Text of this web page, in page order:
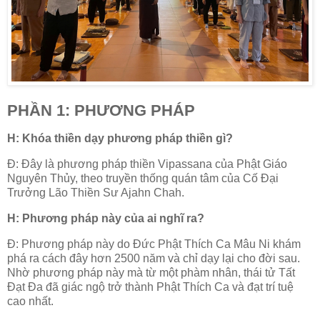
PHẦN 1: PHƯƠNG PHÁP
H: Khóa thiền dạy phương pháp thiền gì?
Đ: Đây là phương pháp thiền Vipassana của Phật Giáo
Nguyên Thủy, theo truyền thống quán tâm của Cố Đại
Trưởng Lão Thiền Sư Ajahn Chah.
H: Phương pháp này của ai nghĩ ra?
Đ: Phương pháp này do Đức Phật Thích Ca Mâu Ni khám
phá ra cách đây hơn 2500 năm và chỉ dạy lại cho đời sau.
Nhờ phương pháp này mà từ một phàm nhân, thái tử Tất
Đạt Đa đã giác ngộ trở thành Phật Thích Ca và đạt trí tuệ
cao nhất.